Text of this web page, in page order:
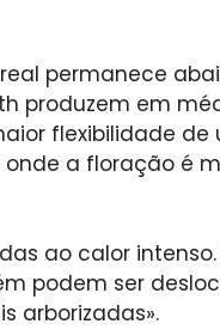
permanece
produzem em
flexibilidade de
a floração é
ao calor intenso.
podem ser
arborizadas».